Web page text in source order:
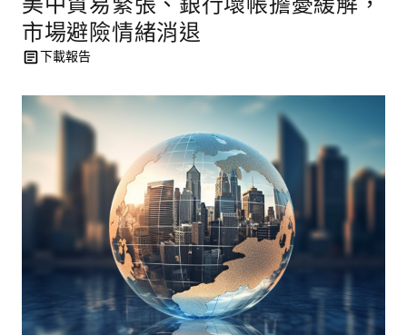
市場避險情緒消退
下載報告